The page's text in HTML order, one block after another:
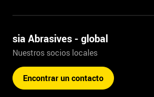
sia Abrasives - global
Nuestros socios locales
Encontrar un contacto